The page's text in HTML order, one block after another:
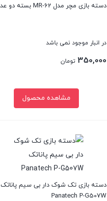
دسته بازی مچر مدل MR-62 بسته دو عددی
در انبار موجود نمی باشد
350,000 تومان
مشاهده محصول
دسته بازی تک شوک دار بی سیم پاناتک
Panatech P-G507W